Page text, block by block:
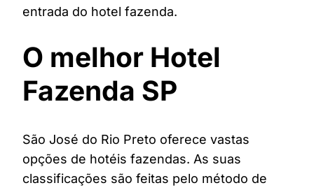
entrada do hotel fazenda.
O melhor Hotel
Fazenda SP
São José do Rio Preto oferece vastas
opções de hotéis fazendas. As suas
classificações são feitas pelo método de